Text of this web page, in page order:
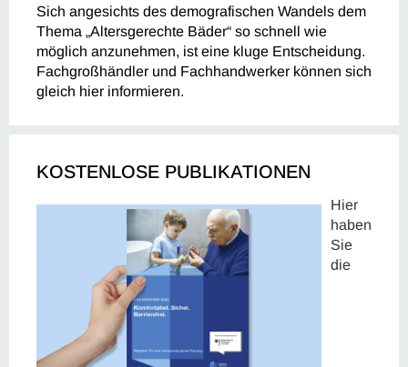
Sich angesichts des demografischen Wandels dem
Thema „Altersgerechte Bäder“ so schnell wie
möglich anzunehmen, ist eine kluge Entscheidung.
Fachgroßhändler und Fachhandwerker können sich
gleich hier informieren.
KOSTENLOSE PUBLIKATIONEN
Hier
haben
Sie
die